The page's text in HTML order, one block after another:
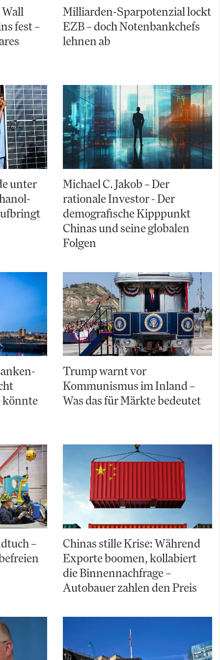
fest –
Milliarden-Sparpotenzial lockt
EZB – doch Notenbankchefs
lehnen ab
unter
Michael C. Jakob – Der
rationale Investor - Der
demografische Kipppunkt
Chinas und seine globalen
Folgen
könnte
Trump warnt vor
Kommunismus im Inland –
Was das für Märkte bedeutet
–
Chinas stille Krise: Während
Exporte boomen, kollabiert
die Binnennachfrage –
Autobauer zahlen den Preis